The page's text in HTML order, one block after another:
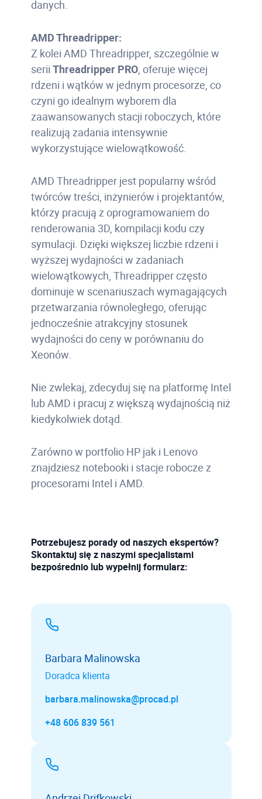
danych.
AMD Threadripper:
Z kolei AMD Threadripper, szczególnie w
serii Threadripper PRO, oferuje więcej
rdzeni i wątków w jednym procesorze, co
czyni go idealnym wyborem dla
zaawansowanych stacji roboczych, które
realizują zadania intensywnie
wykorzystujące wielowątkowość.
AMD Threadripper jest popularny wśród
twórców treści, inżynierów i projektantów,
którzy pracują z oprogramowaniem do
renderowania 3D, kompilacji kodu czy
symulacji. Dzięki większej liczbie rdzeni i
wyższej wydajności w zadaniach
wielowątkowych, Threadripper często
dominuje w scenariuszach wymagających
przetwarzania równoległego, oferując
jednocześnie atrakcyjny stosunek
wydajności do ceny w porównaniu do
Xeonów.
Nie zwlekaj, zdecyduj się na platformę Intel
lub AMD i pracuj z większą wydajnością niż
kiedykolwiek dotąd.
Zarówno w portfolio HP jak i Lenovo
znajdziesz notebooki i stacje robocze z
procesorami Intel i AMD.
Potrzebujesz porady od naszych ekspertów?
Skontaktuj się z naszymi specjalistami
bezpośrednio lub wypełnij formularz:
Barbara Malinowska
Doradca klienta
barbara.malinowska@procad.pl
+48 606 839 561